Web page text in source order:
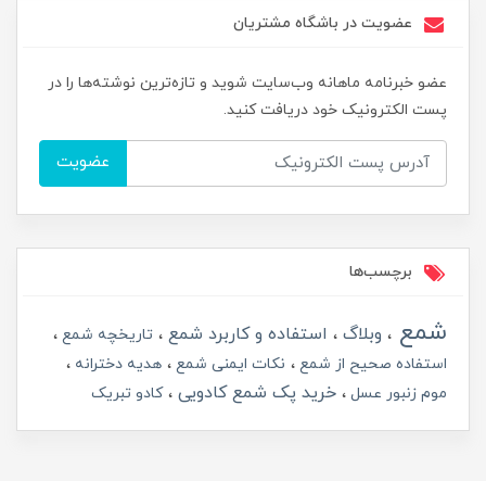
عضویت در باشگاه مشتریان
عضو خبرنامه ماهانه وب‌سایت شوید و تازه‌ترین نوشته‌ها را در
پست الکترونیک خود دریافت کنید.
عضویت
برچسب‌ها
شمع وبلاگ استفاده و کاربرد شمع
تاریخچه شمع
استفاده صحیح از شمع
نکات ایمنی شمع
هدیه دخترانه
موم زنبور عسل
خرید پک شمع کادویی کادو تبریک